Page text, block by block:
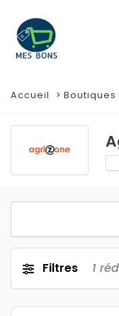
Accueil
Filtres 1